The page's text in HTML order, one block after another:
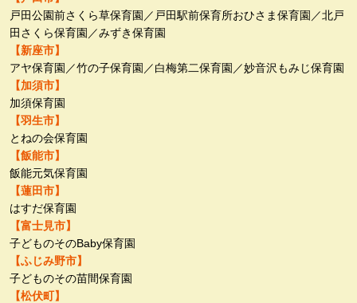
戸田公園前さくら草保育園／戸田駅前保育所おひさま保育園／北戸
田さくら保育園／みずき保育園
【新座市】
アヤ保育園／竹の子保育園／白梅第二保育園／妙音沢もみじ保育園
【加須市】
加須保育園
【羽生市】
とねの会保育園
【飯能市】
飯能元気保育園
【蓮田市】
はすだ保育園
【富士見市】
子どものそのBaby保育園
【ふじみ野市】
子どものその苗間保育園
【松伏町】